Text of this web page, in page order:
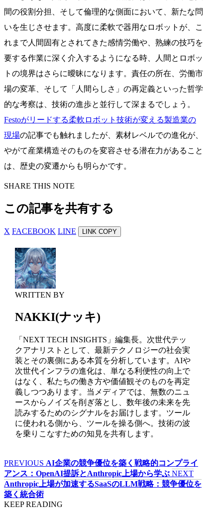
間の役割分担、そして倫理的な側面において、新たな問
いを生じさせます。高度に柔軟で器用なロボットが、こ
れまで人間固有とされてきた感情労働や、熟練の技巧を
要する作業に深く介入するようになる時、人間とロボッ
トの境界はさらに曖昧になります。責任の所在、労働市
場の変革、そして「人間らしさ」の再定義といった哲学
的な考察は、技術の進歩と並行して深まるでしょう。
Festoがリードする柔軟ロボット技術が変える製造業の
現場の記事でも触れましたが、素材レベルでの進化が、
やがて産業構造そのものを変容させる潜在力があること
は、歴史の変遷からも明らかです。
SHARE THIS NOTE
この記事を共有する
X FACEBOOK LINE LINK COPY
WRITTEN BY
NAKKI(ナッキ)
「NEXT TECH INSIGHTS」編集長。次世代テッ
クアナリストとして、最新テクノロジーの社会実
装とその裏側にある本質を分析しています。AIや
次世代インフラの進化は、単なる利便性の向上で
はなく、私たちの働き方や価値観そのものを再定
義しつつあります。当メディアでは、無数のニュ
ースからノイズを削ぎ落とし、数年後の未来を先
読みするためのシグナルをお届けします。ツール
に使われる側から、ツールを操る側へ。技術の波
を乗りこなすための知見を共有します。
PREVIOUS AI企業の競争優位を築く戦略的コンプライ
アンス：OpenAI提訴とAnthropic上場から学ぶ NEXT
Anthropic上場が加速するSaaSのLLM戦略：競争優位を
築く統合術
KEEP READING